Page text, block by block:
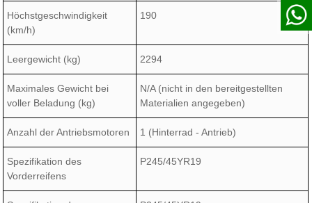
Höchstgeschwindigkeit
(km/h)
190
Leergewicht (kg) 2294
Maximales Gewicht bei
voller Beladung (kg)
N/A (nicht in den bereitgestellten
Materialien angegeben)
Anzahl der Antriebsmotoren 1 (Hinterrad - Antrieb)
Spezifikation des
Vorderreifens
P245/45YR19